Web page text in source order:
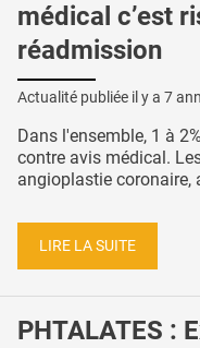
médical c’est
réadmission
Actualité publiée il y a 7
Dans l'ensemble, 1 à
contre avis médical.
angioplastie coronaire,
LIRE LA SUITE
PHTALATES :